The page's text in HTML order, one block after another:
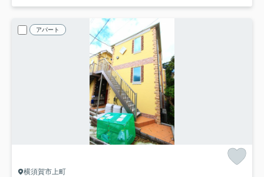
アパート
横須賀市上町